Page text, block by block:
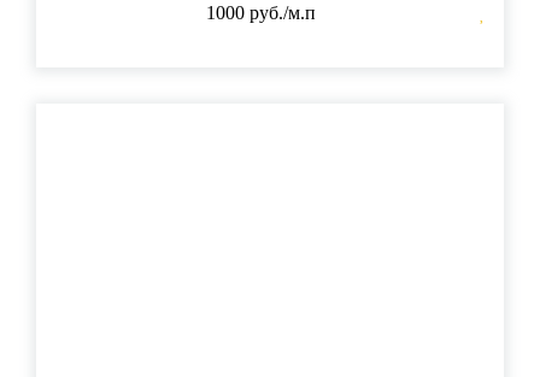
1000 руб./м.п